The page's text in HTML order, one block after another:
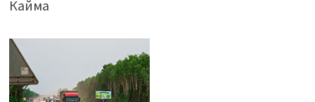
Кайма